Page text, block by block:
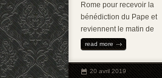
Rome pour recevoir la
bénédiction du Pape et
reviennent le matin de
read more
20 avril 2019